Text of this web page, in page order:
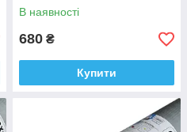
В наявності
680 ₴
Купити